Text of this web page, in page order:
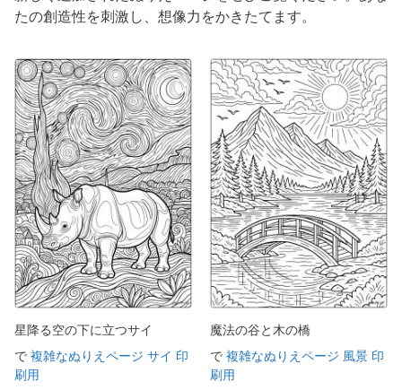
たの創造性を刺激し、想像力をかきたてます。
星降る空の下に立つサイ
で 複雑なぬりえページ サイ 印
刷用
魔法の谷と木の橋
で 複雑なぬりえページ 風景 印
刷用